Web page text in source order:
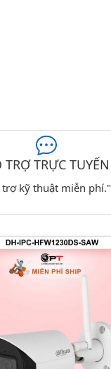
TRỢ TRỰC TUYẾN
trợ kỹ thuật miễn phí."